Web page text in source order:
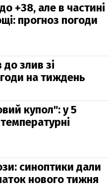
+38, але в частині
прогноз погоди
до злив зі
на тиждень
купол": у 5
синоптики дали
нового тижня